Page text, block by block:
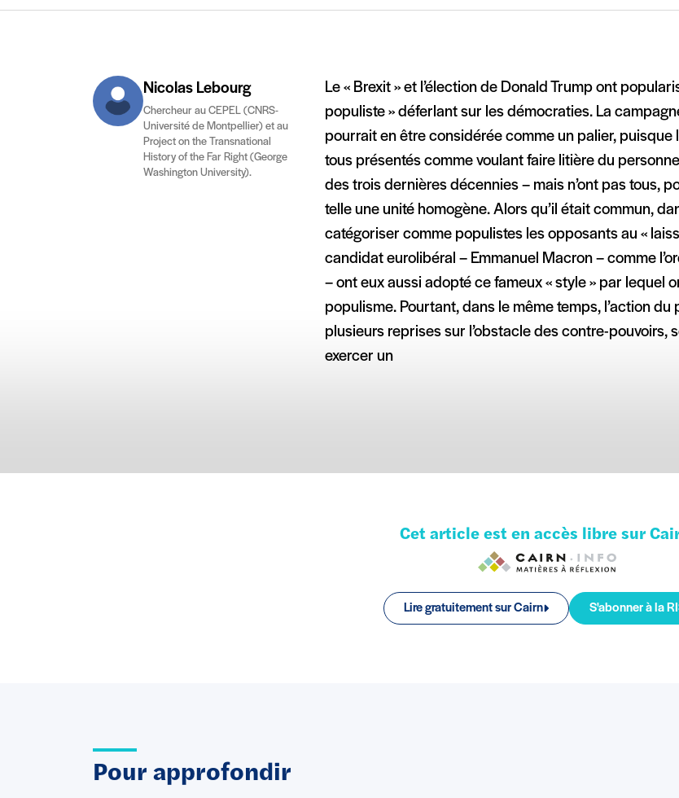
Nicolas Lebourg
Chercheur au CEPEL (CNRS-
Université de Montpellier) et au
Project on the Transnational
History of the Far Right (George
Washington University).
Le « Brexit » et l’élection de Donald Trump ont
populiste » déferlant sur les démocraties. La
pourrait en être considérée comme un palier, puisque
tous présentés comme voulant faire litière du
des trois dernières décennies – mais n’ont pas tous,
telle une unité homogène. Alors qu’il était commun,
catégoriser comme populistes les opposants au «
candidat eurolibéral – Emmanuel Macron – comme
– ont eux aussi adopté ce fameux « style » par lequel
populisme. Pourtant, dans le même temps, l’action
plusieurs reprises sur l’obstacle des contre-pouvoirs,
exercer un
Cet article est en accès libre sur
Lire gratuitement sur Cairn S'abonner à la
Pour approfondir